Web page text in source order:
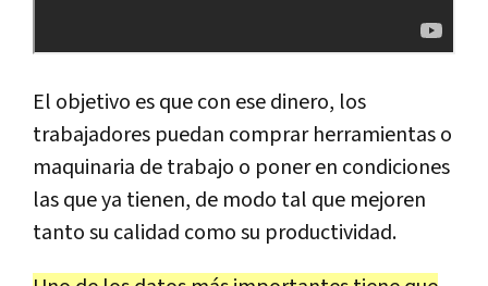
El objetivo es que con ese dinero, los
trabajadores puedan comprar herramientas o
maquinaria de trabajo o poner en condiciones
las que ya tienen, de modo tal que mejoren
tanto su calidad como su productividad.